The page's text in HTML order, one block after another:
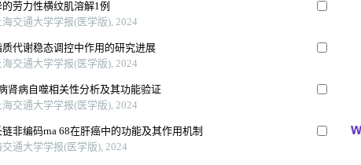
劳力性横纹肌溶解1例
海交通大学学报(医学版), 2024
代谢稳态调控中作用的研究进展
海交通大学学报(医学版), 2024
肾病自噬相关性分析及其功能验证
交通大学学报(医学版), 2024
非编码rna 68在肝癌中的功能及其作用机制
通大学学报(医学版), 2024